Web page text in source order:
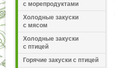
с морепродуктами
Холодные закуски
с мясом
Холодные закуски
с птицей
Горячие закуски с птицей